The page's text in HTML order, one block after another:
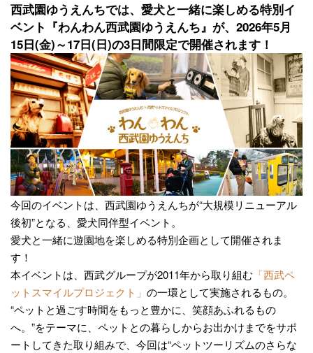
西武園ゆうえんちでは、愛犬と一緒に楽しめる特別イ
ベント『わんわん西武園ゆうえんち』が、2026年5月
15日(金)～17日(日)の3日間限定で開催されます！
今回のイベントは、西武園ゆうえんちが“大規模リニューアル
後初”となる、愛犬同伴型イベント。
愛犬と一緒に遊園地を楽しめる特別企画として開催されま
す！
本イベントは、西武グループが2011年から取り組む 「西武ペ
ットスマイルプロジェクト」 の一環として実施されるもの。
“ペットと過ごす時間をもっと豊かに、笑顔あふれるもの
へ。”をテーマに、ペットとの暮らしからお出かけまでをサポ
ートしてきた取り組みで、今回は“ペットツーリズムのさらな